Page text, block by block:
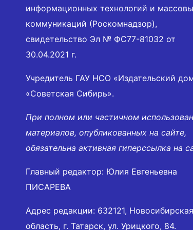
информационных технологий и
коммуникаций (Роскомнадзор),
свидетельство Эл № ФС77-81032 от
30.04.2021 г.
Учредитель ГАУ НСО «Издательский
«Советская Сибирь».
При полном или частичном
материалов, опубликованных на сайте,
обязательна активная гиперссылка на
Главный редактор: Юлия Евгеньевна
ПИСАРЕВА
Адрес редакции: 632121, Новосибирская
область, г. Татарск, ул. Урицкого, 84.